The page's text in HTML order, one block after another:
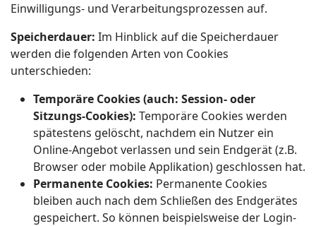
Einwilligungs- und Verarbeitungsprozessen auf.
Speicherdauer: Im Hinblick auf die Speicherdauer
werden die folgenden Arten von Cookies
unterschieden:
Temporäre Cookies (auch: Session- oder
Sitzungs-Cookies): Temporäre Cookies werden
spätestens gelöscht, nachdem ein Nutzer ein
Online-Angebot verlassen und sein Endgerät (z.B.
Browser oder mobile Applikation) geschlossen hat.
Permanente Cookies: Permanente Cookies
bleiben auch nach dem Schließen des Endgerätes
gespeichert. So können beispielsweise der Login-